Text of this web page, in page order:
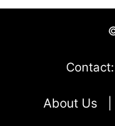
About Us